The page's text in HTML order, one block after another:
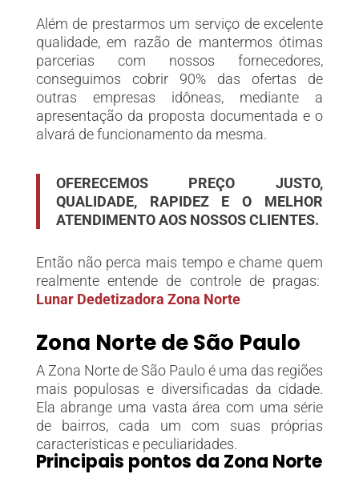
Além de prestarmos um serviço de excelente
qualidade, em razão de mantermos ótimas
parcerias com nossos fornecedores,
conseguimos cobrir 90% das ofertas de
outras empresas idôneas, mediante a
apresentação da proposta documentada e o
alvará de funcionamento da mesma.
OFERECEMOS PREÇO JUSTO,
QUALIDADE, RAPIDEZ E O MELHOR
ATENDIMENTO AOS NOSSOS CLIENTES.
Então não perca mais tempo e chame quem
realmente entende de controle de pragas:
Lunar Dedetizadora Zona Norte
Zona Norte de São Paulo
A Zona Norte de São Paulo é uma das regiões
mais populosas e diversificadas da cidade.
Ela abrange uma vasta área com uma série
de bairros, cada um com suas próprias
características e peculiaridades.
Principais pontos da Zona Norte